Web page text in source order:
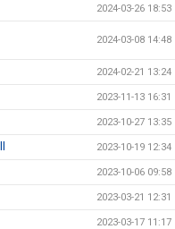
2024-03-26 18:53
2024-03-08 14:48
2024-02-21 13:24
2023-11-13 16:31
2023-10-27 13:35
2023-10-19 12:34
2023-10-06 09:58
2023-03-21 12:31
2023-03-17 11:17